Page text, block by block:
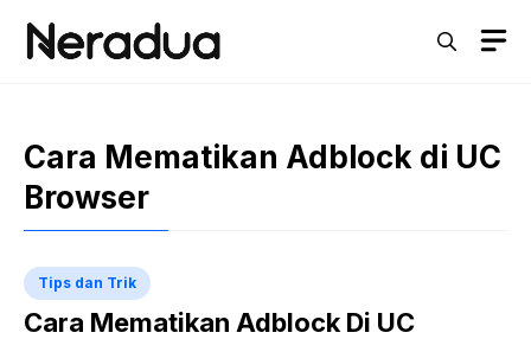
Cara Mematikan Adblock di UC
Browser
Tips dan Trik
Cara Mematikan Adblock Di UC